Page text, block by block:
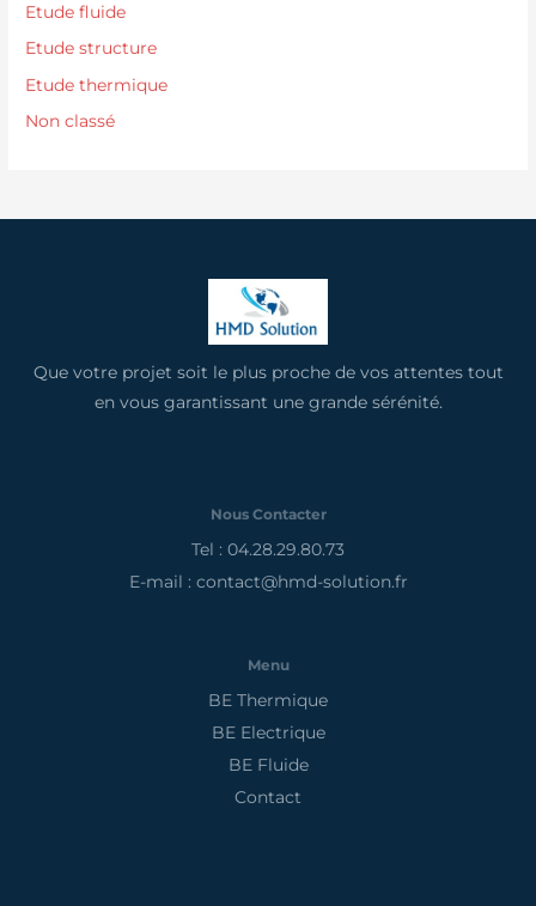
Etude fluide
Etude structure
Etude thermique
Non classé
Que votre projet soit le plus proche de vos attentes tout
en vous garantissant une grande sérénité.
Nous Contacter
Tel : 04.28.29.80.73
E-mail : contact@hmd-solution.fr
Menu
BE Thermique
BE Electrique
BE Fluide
Contact